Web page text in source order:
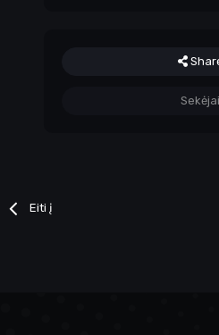
Sekėjai
Eiti į